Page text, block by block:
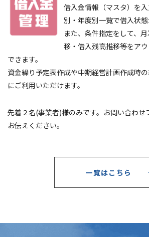
借入金情報（マスタ）を
別・年度別一覧で借入状態
また、条件指定をして、
移・借入残高推移等をア
できます。
資金繰り予定表作成や中期経営計画作成時
にご利用いただけます。
先着２名(事業者)様のみです。お問い合わせ
お伝えください。
一覧はこちら